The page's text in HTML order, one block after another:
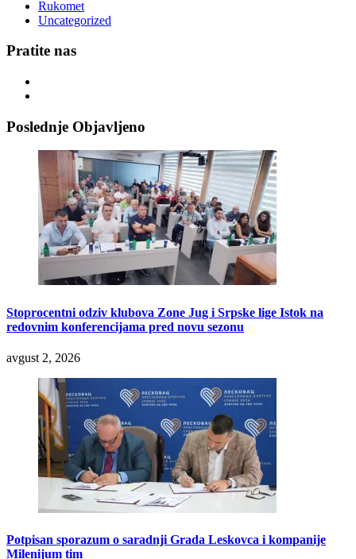
Rukomet
Uncategorized
Pratite nas
Poslednje Objavljeno
Stoprocentni odziv klubova Zone Jug i Srpske lige Istok na
redovnim konferencijama pred novu sezonu
avgust 2, 2026
Potpisan sporazum o saradnji Grada Leskovca i kompanije
Milenijum tim